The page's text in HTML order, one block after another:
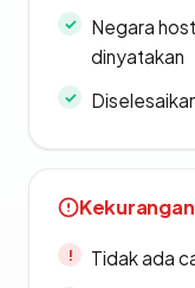
Negara
dinyatakan
Kekurangan
Tidak ada